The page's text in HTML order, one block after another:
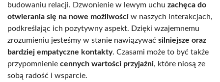
budowaniu relacji. Dzwonienie w lewym uchu zachęca do
otwierania się na nowe możliwości w naszych interakcjach,
podkreślając ich pozytywny aspekt. Dzięki wzajemnemu
zrozumieniu jesteśmy w stanie nawiązywać silniejsze oraz
bardziej empatyczne kontakty. Czasami może to być także
przypomnienie cennych wartości przyjaźni, które niosą ze
sobą radość i wsparcie.